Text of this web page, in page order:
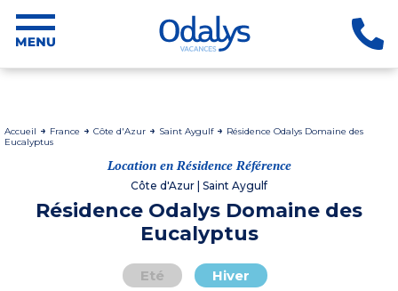
Accueil France Côte d'Azur Saint Aygulf
Résidence Odalys Domaine des
Eucalyptus
Location en Résidence Référence
Côte d'Azur | Saint Aygulf
Résidence Odalys Domaine des
Eucalyptus
Eté Hiver